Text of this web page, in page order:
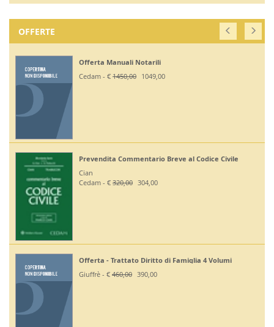
OFFERTE
Offerta Manuali Notarili
Cedam - € 1450,00 1049,00
Prevendita Commentario Breve al Codice Civile
Cian
Cedam - € 320,00 304,00
Offerta - Trattato Diritto di Famiglia 4 Volumi
Giuffrè - € 460,00 390,00